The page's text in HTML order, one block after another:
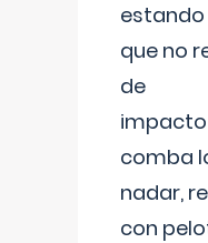
que no
de
impacto
comba
nadar,
con